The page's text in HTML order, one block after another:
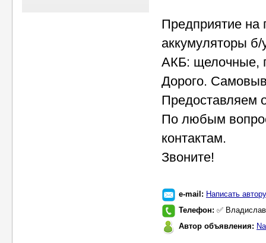
Предприятие на
аккумуляторы
АКБ: щелочные,
Дорого.
Предоставляем
По любым
контактам.
Звоните!
e-mail: Написать автору
Телефон: ✅
Автор объявления: